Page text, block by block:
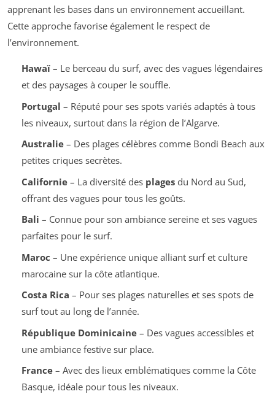
apprenant les bases dans un environnement accueillant.
Cette approche favorise également le respect de
l’environnement.
Hawaï– Le berceau du surf, avec des vagues légendaires
et des paysages à couper le souffle.
Portugal – Réputé pour ses spots variés adaptés à tous
les niveaux, surtout dans la région de l’Algarve.
Australie– Des plages célèbres comme Bondi Beach aux
petites criques secrètes.
Californie– La diversité des plagesdu Nord au Sud,
offrant des vagues pour tous les goûts.
Bali – Connue pour son ambiance sereine et ses vagues
parfaites pour le surf.
Maroc – Une expérience unique alliant surf et culture
marocaine sur la côte atlantique.
Costa Rica – Pour ses plages naturelles et ses spots de
surf tout au long de l’année.
République Dominicaine– Des vagues accessibles et
une ambiance festive sur place.
France– Avec des lieux emblématiques comme la Côte
Basque, idéale pour tous les niveaux.